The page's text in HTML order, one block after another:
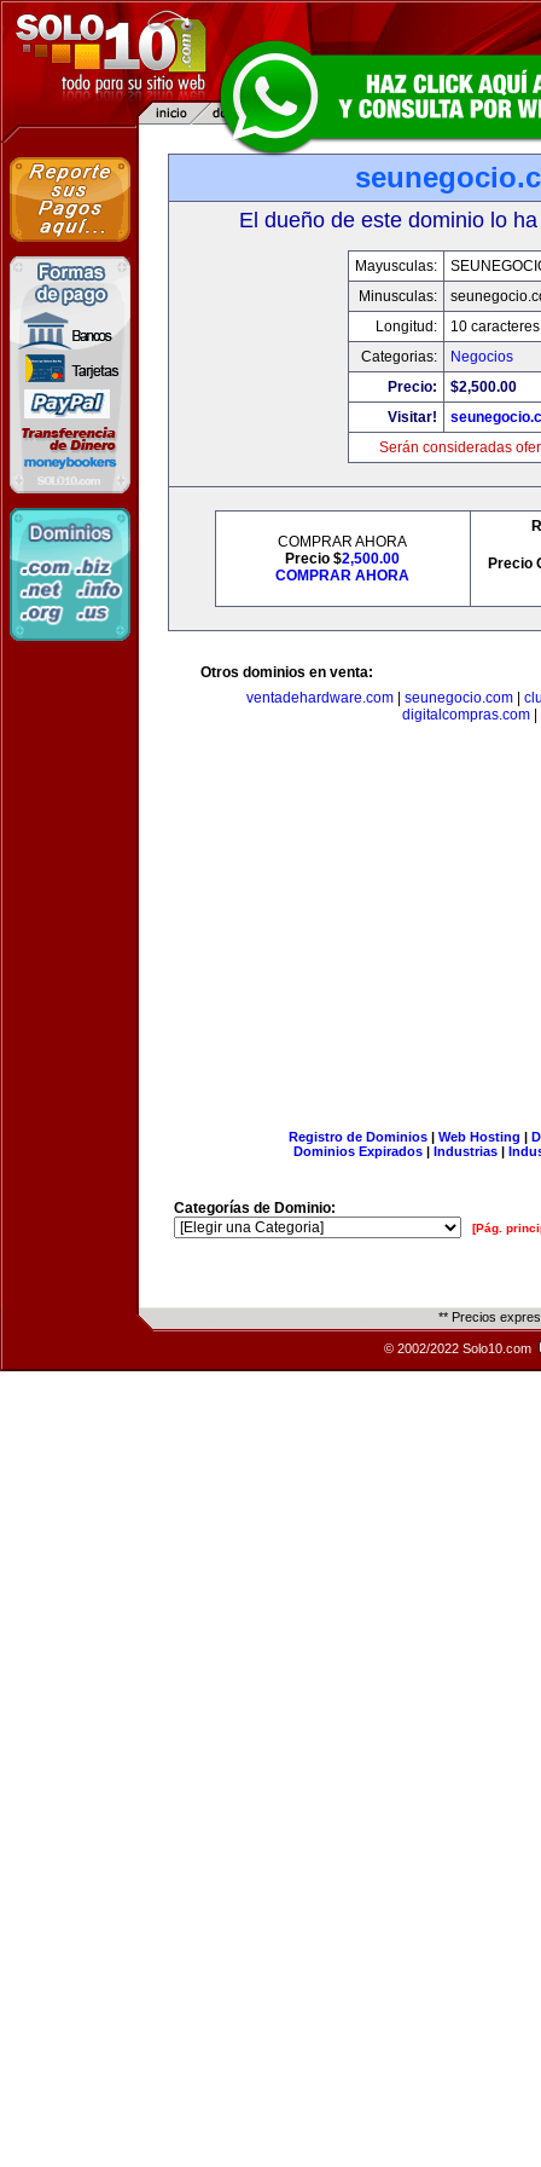
El dueño de este dominio lo
Mayusculas:
Minusculas:
Longitud:
10 caracteres
Categorias:
Negocios
Precio:
$2,500.00
Visitar!
Serán consideradas
COMPRAR AHORA
Precio $2,500.00
COMPRAR AHORA
Precio
Otros dominios en venta:
ventadehardware.com| seunegocio.com|
digitalcompras.com
Registro de Dominios| Web Hosting |
Dominios Expirados | Industrias |
Categorías de Dominio:
[Pág.
** Precios
© 2002/2022 Solo10.com